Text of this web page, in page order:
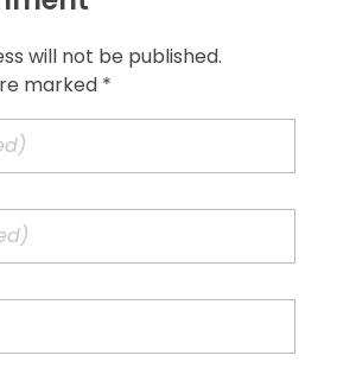
will not be published.
marked *